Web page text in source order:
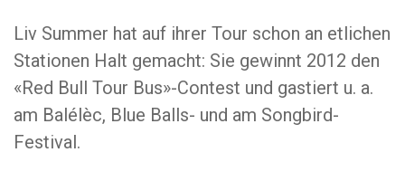
Liv Summer hat auf ihrer Tour schon an etlichen
Stationen Halt gemacht: Sie gewinnt 2012 den
«Red Bull Tour Bus»-Contest und gastiert u. a.
am Balélèc, Blue Balls- und am Songbird-
Festival.